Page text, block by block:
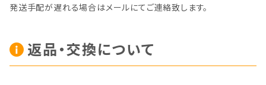
発送手配が遅れる場合はメールにてご連絡致します。
返品・交換について